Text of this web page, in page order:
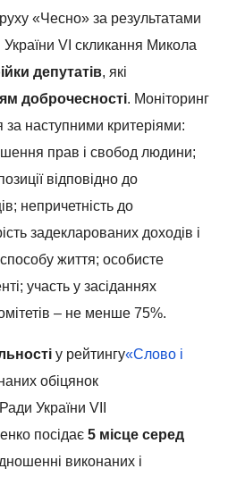
«Чесно» за результатами
VI скликання Микола
депутатів, які
доброчесності. Моніторинг
за наступними критеріями:
прав і свобод людини;
відповідно до
непричетність до
задекларованих доходів і
способу життя; особисте
участь у засіданнях
– не менше 75%.
у рейтингу«Слово і
обіцянок
України VII
посідає 5 місце серед
виконаних і